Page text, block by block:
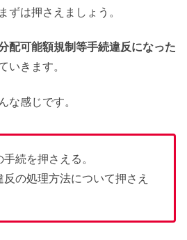
ずは押さえましょう。
配可能額規制等手続違反になった
いきます。
な感じです。
続を押さえる。
の処理方法について押さえ